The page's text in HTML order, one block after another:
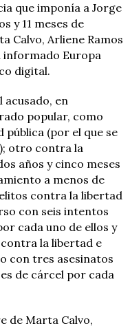
que imponía a Jorge
y 11 meses de
Calvo, Arliene Ramos
informado Europa
digital.
acusado, en
popular, como
(por el que se
otro contra la
años y cinco meses
a menos de
contra la libertad
con seis intentos
cada uno de ellos y
la libertad e
con tres asesinatos
de cárcel por cada
de Marta Calvo,